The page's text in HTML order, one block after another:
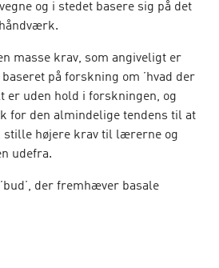
og i stedet basere sig på det
masse krav, som angiveligt er
på forskning om ’hvad der
er uden hold i forskningen, og
for den almindelige tendens til at
stille højere krav til lærerne og
udefra.
der fremhæver basale